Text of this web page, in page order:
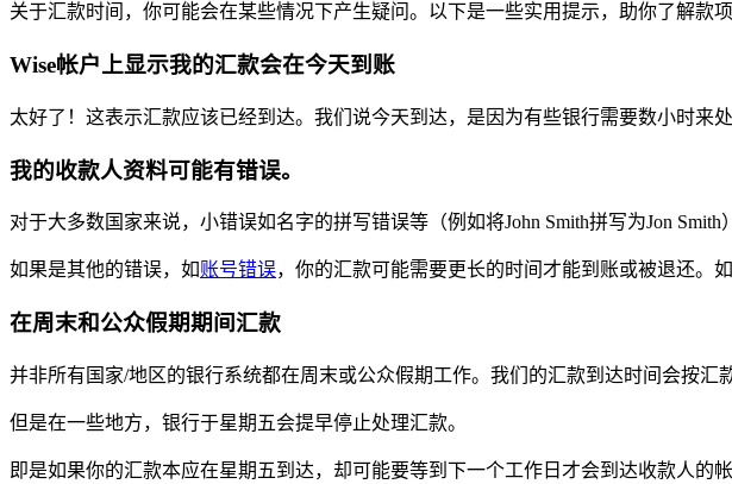
关于汇款时间，你可能会在某些情况下产生疑问。以下是一些实用提示，助你了解款
Wise帐户上显示我的汇款会在今天到账
太好了！这表示汇款应该已经到达。我们说今天到达，是因为有些银行需要数小时来处
我的收款人资料可能有错误。
对于大多数国家来说，小错误如名字的拼写错误等（例如将John Smith拼写为Jon
如果是其他的错误，如账号错误，你的汇款可能需要更长的时间才能到账或被退还。
在周末和公众假期期间汇款
并非所有国家/地区的银行系统都在周末或公众假期工作。我们的汇款到达时间会按汇
但是在一些地方，银行于星期五会提早停止处理汇款。
即是如果你的汇款本应在星期五到达，却可能要等到下一个工作日才会到达收款人的